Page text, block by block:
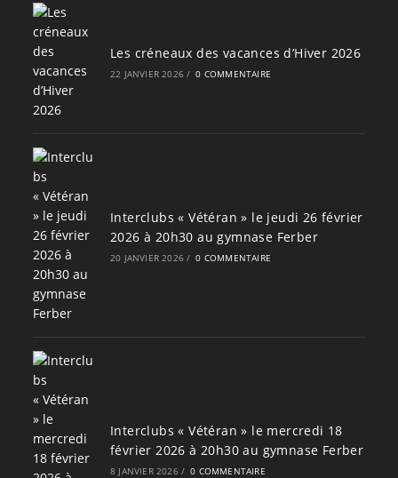
Les créneaux des vacances d’Hiver 2026
22 JANVIER 2026 / 0 COMMENTAIRE
Interclubs « Vétéran » le jeudi 26 février
2026 à 20h30 au gymnase Ferber
20 JANVIER 2026 / 0 COMMENTAIRE
Interclubs « Vétéran » le mercredi 18
février 2026 à 20h30 au gymnase Ferber
8 JANVIER 2026 / 0 COMMENTAIRE